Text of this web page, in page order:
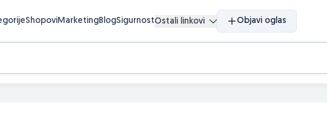
ShopoviMarketingBlogSigurnostOstali linkovi Objavi oglas